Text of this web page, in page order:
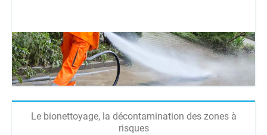
Le bionettoyage, la décontamination des zones à
risques